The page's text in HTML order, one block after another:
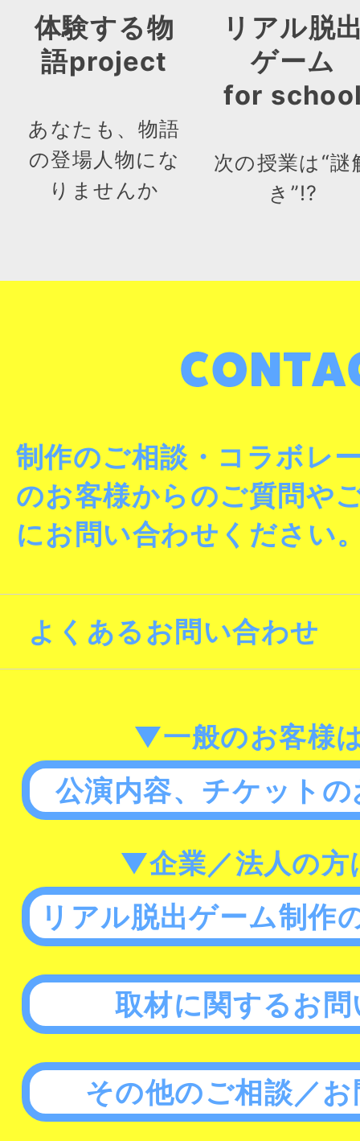
体験する物
語project
あなたも、物語
の登場人物にな
りませんか
リアル脱
ゲーム
for
次の授業は“謎
き”!?
制作のご相談・コラボレ
のお客様からのご質問や
にお問い合わせください
よくあるお問い合わせ
▼一般のお客様
公演内容、チケット
▼企業／法人の方
リアル脱出ゲーム制作
取材に関するお
その他のご相談／